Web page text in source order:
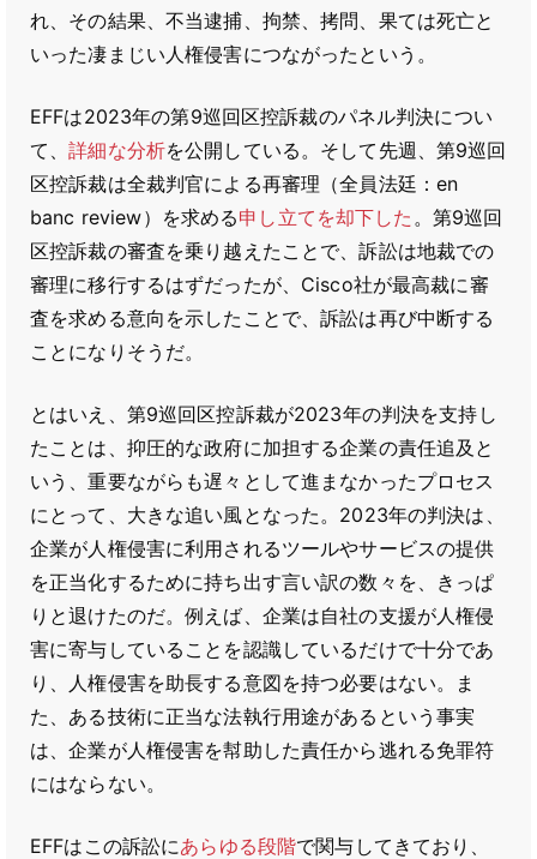
れ、その結果、不当逮捕、拘禁、拷問、果ては死亡と
いった凄まじい人権侵害につながったという。
EFFは2023年の第9巡回区控訴裁のパネル判決につい
て、詳細な分析を公開している。そして先週、第9巡回
区控訴裁は全裁判官による再審理（全員法廷：en
banc review）を求める申し立てを却下した 。第9巡回
区控訴裁の審査を乗り越えたことで、訴訟は地裁での
審理に移行するはずだったが、Cisco社が最高裁に審
査を求める意向を示したことで、訴訟は再び中断する
ことになりそうだ。
とはいえ、第9巡回区控訴裁が2023年の判決を支持し
たことは、抑圧的な政府に加担する企業の責任追及と
いう、重要ながらも遅々として進まなかったプロセス
にとって、大きな追い風となった。2023年の判決は、
企業が人権侵害に利用されるツールやサービスの提供
を正当化するために持ち出す言い訳の数々を、きっぱ
りと退けたのだ。例えば、企業は自社の支援が人権侵
害に寄与していることを認識しているだけで十分であ
り、人権侵害を助長する意図を持つ必要はない。ま
た、ある技術に正当な法執行用途があるという事実
は、企業が人権侵害を幇助した責任から逃れる免罪符
にはならない。
EFFはこの訴訟にあらゆる段階で関与してきており、